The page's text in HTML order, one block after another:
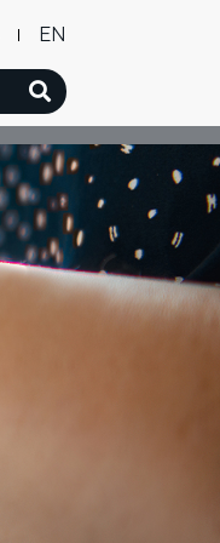
WxT
Language
switcher
Rechercher